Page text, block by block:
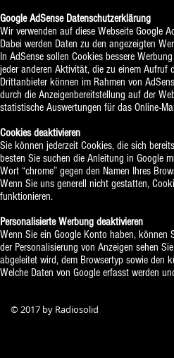
Google AdSense Datenschutzerklärung
Wir verwenden auf diese Webseite Google
Dabei werden Daten zu den angezeigten
In AdSense sollen Cookies bessere
jeder anderen Aktivität, die zu einem Aufruf
Drittanbieter können im Rahmen von
durch die Anzeigenbereitstellung auf der
statistische Auswertungen für das Online-
Cookies deaktivieren
Sie können jederzeit Cookies, die sich
besten Sie suchen die Anleitung in Google
Wort “chrome” gegen den Namen Ihres
Wenn Sie uns generell nicht gestatten,
funktionieren.
Personalisierte Werbung deaktivieren
Wenn Sie ein Google Konto haben, können
der Personalisierung von Anzeigen sehen
abgeleitet wird, dem Browsertyp sowie den
Welche Daten von Google erfasst werden
© 2017 by Radiosolid